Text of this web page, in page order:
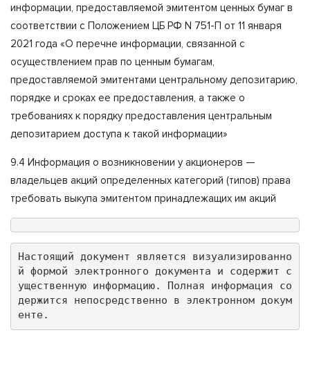
информации, предоставляемой эмитентом ценных бумаг в
соответствии с Положением ЦБ РФ N 751-П от 11 января
2021 года «О перечне информации, связанной с
осуществлением прав по ценным бумагам,
предоставляемой эмитентами центральному депозитарию,
порядке и сроках ее предоставления, а также о
требованиях к порядку предоставления центральным
депозитарием доступа к такой информации»
9.4 Информация о возникновении у акционеров —
владельцев акций определенных категорий (типов) права
требовать выкупа эмитентом принадлежащих им акций
Настоящий документ является визуализированно
й формой электронного документа и содержит с
ущественную информацию. Полная информация со
держится непосредственно в электронном докум
енте.